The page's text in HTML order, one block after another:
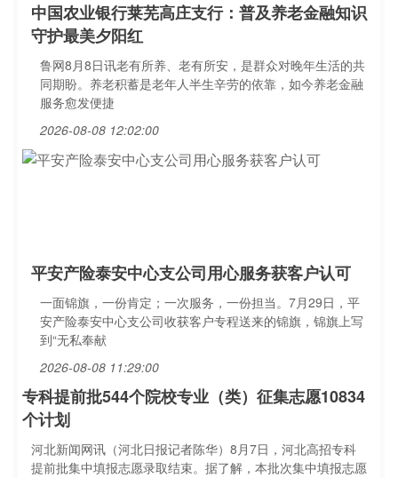
中国农业银行莱芜高庄支行：普及养老金融知识
守护最美夕阳红
鲁网8月8日讯老有所养、老有所安，是群众对晚年生活的共
同期盼。养老积蓄是老年人半生辛劳的依靠，如今养老金融
服务愈发便捷
2026-08-08 12:02:00
平安产险泰安中心支公司用心服务获客户认可
一面锦旗，一份肯定；一次服务，一份担当。7月29日，平
安产险泰安中心支公司收获客户专程送来的锦旗，锦旗上写
到“无私奉献
2026-08-08 11:29:00
专科提前批544个院校专业（类）征集志愿10834
个计划
河北新闻网讯（河北日报记者陈华）8月7日，河北高招专科
提前批集中填报志愿录取结束。据了解，本批次集中填报志愿